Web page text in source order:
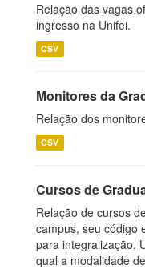
Relação das vagas
ingresso na Unifei.
CSV
Monitores da
Relação dos
CSV
Cursos de
Relação de cursos
campus, seu código
para integralização,
qual a modalidade